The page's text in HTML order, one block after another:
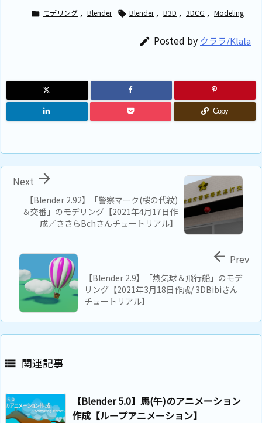
 モデリング , Blender  Blender , B3D , 3DCG , Modeling
 Posted by クララ/Klala
Copy
【Blender 2.92】「警察マーク(桜の代紋)
＆交番」のモデリング【2021年4月17日作
成／ささらBchさんチュートリアル】

Next
【Blender 2.9】「熱気球＆飛行船」のモデ
リング【2021年3月18日作成/ 3DBibiさん
チュートリアル】
 Prev
 関連記事
【Blender 5.0】馬(午)のアニメーション
作成【ループアニメーション】